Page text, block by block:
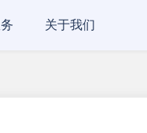
关于我们